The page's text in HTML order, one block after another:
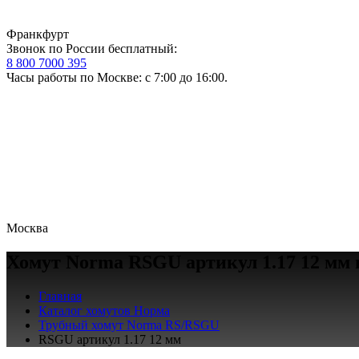
Франкфурт
Звонок по России бесплатный:
8 800 7000 395
Часы работы по Москве: с 7:00 до 16:00.
Москва
Хомут Norma RSGU артикул 1.17 12 мм
Главная
Каталог хомутов Норма
Трубный хомут Norma RS/RSGU
RSGU артикул 1.17 12 мм